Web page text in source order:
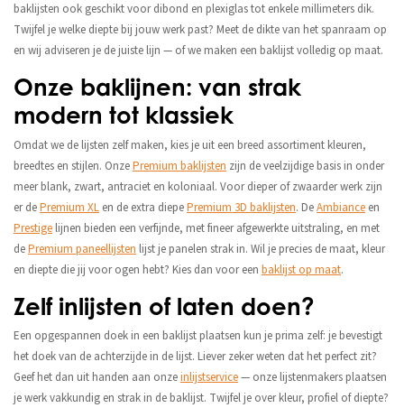
baklijsten ook geschikt voor dibond en plexiglas tot enkele millimeters dik.
Twijfel je welke diepte bij jouw werk past? Meet de dikte van het spanraam op
en wij adviseren je de juiste lijn — of we maken een baklijst volledig op maat.
Onze baklijnen: van strak
modern tot klassiek
Omdat we de lijsten zelf maken, kies je uit een breed assortiment kleuren,
breedtes en stijlen. OnzePremium baklijsten zijn de veelzijdige basis in onder
meer blank, zwart, antraciet en koloniaal. Voor dieper of zwaarder werk zijn
er dePremium XL en de extra diepePremium 3D baklijsten. DeAmbiance en
Prestigelijnen bieden een verfijnde, met fineer afgewerkte uitstraling, en met
dePremium paneellijsten lijst je panelen strak in. Wil je precies de maat, kleur
en diepte die jij voor ogen hebt? Kies dan voor een baklijst op maat.
Zelf inlijsten of laten doen?
Een opgespannen doek in een baklijst plaatsen kun je prima zelf: je bevestigt
het doek van de achterzijde in de lijst. Liever zeker weten dat het perfect zit?
Geef het dan uit handen aan onzeinlijstservice— onze lijstenmakers plaatsen
je werk vakkundig en strak in de baklijst. Twijfel je over kleur, profiel of diepte?